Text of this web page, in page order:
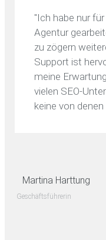
"Ich habe nur
Agentur
zu zögern
Support ist
meine
vielen SEO-
keine von denen
Martina Harttung
Geschäftsführerin